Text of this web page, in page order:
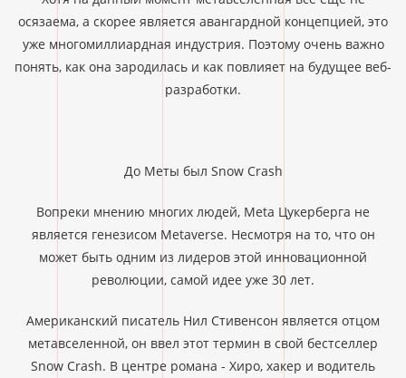
осязаема, а скорее является авангардной концепцией, это
уже многомиллиардная индустрия. Поэтому очень важно
понять, как она зародилась и как повлияет на будущее веб-
разработки.
До Меты был Snow Crash
Вопреки мнению многих людей, Meta Цукерберга не
является генезисом Metaverse. Несмотря на то, что он
может быть одним из лидеров этой инновационной
революции, самой идее уже 30 лет.
Американский писатель Нил Стивенсон является отцом
метавселенной, он ввел этот термин в свой бестселлер
Snow Crash. В центре романа - Хиро, хакер и водитель